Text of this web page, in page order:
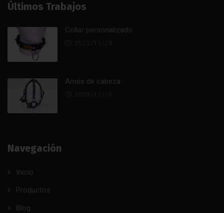
Últimos Trabajos
Collar personalizado
Arnés de cabeza
Navegación
Inicio
Productos
Blog